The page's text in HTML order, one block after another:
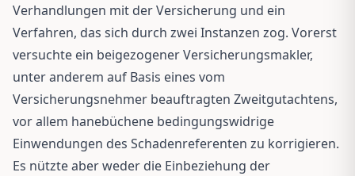
Verhandlungen mit der Versicherung und ein
Verfahren, das sich durch zwei Instanzen zog. Vorerst
versuchte ein beigezogener Versicherungsmakler,
unter anderem auf Basis eines vom
Versicherungsnehmer beauftragten Zweitgutachtens,
vor allem hanebüchene bedingungswidrige
Einwendungen des Schadenreferenten zu korrigieren.
Es nützte aber weder die Einbeziehung der